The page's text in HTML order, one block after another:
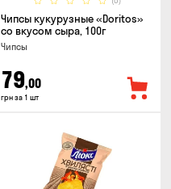
Чипсы кукурузные «Doritos»
со вкусом сыра, 100г
Чипсы
79,00
грн за 1 шт